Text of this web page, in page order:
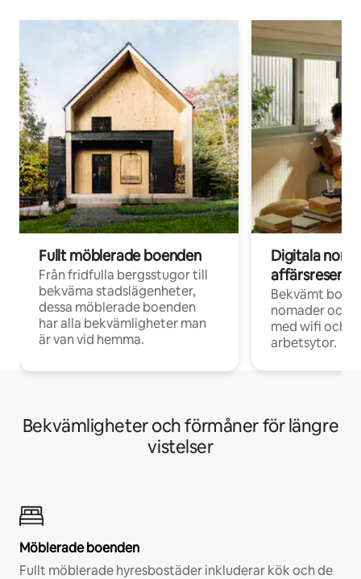
Fullt möblerade boenden
Från fridfulla bergsstugor till
bekväma stadslägenheter,
dessa möblerade boenden
har alla bekvämligheter man
är van vid hemma.
Digitala
Bekvämt
nomader och
med wifi och
arbetsytor.
Bekvämligheter och förmåner för längre
vistelser
Möblerade boenden
Fullt möblerade hyresbostäder inkluderar kök och de